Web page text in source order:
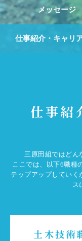
メッセージ
仕事紹介・キャリ
仕事紹
三原田組ではどん
ここでは、以下6職種
テップアップしてい
ス
土木技術